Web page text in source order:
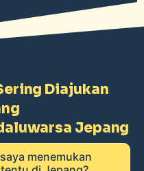
Diajukan
Jepang
menemukan